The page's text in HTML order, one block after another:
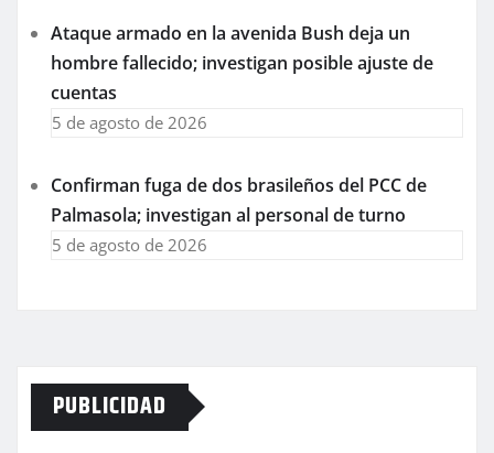
Ataque armado en la avenida Bush deja un
hombre fallecido; investigan posible ajuste de
cuentas
5 de agosto de 2026
Confirman fuga de dos brasileños del PCC de
Palmasola; investigan al personal de turno
5 de agosto de 2026
PUBLICIDAD